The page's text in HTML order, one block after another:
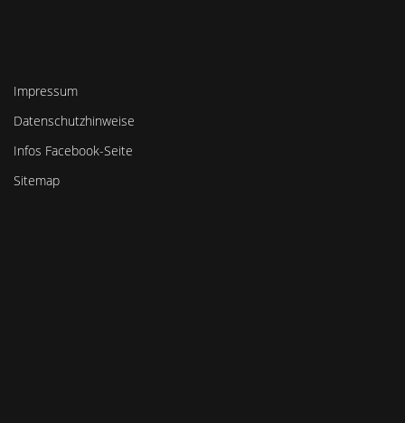
Impressum
Datenschutzhinweise
Infos Facebook-Seite
Sitemap